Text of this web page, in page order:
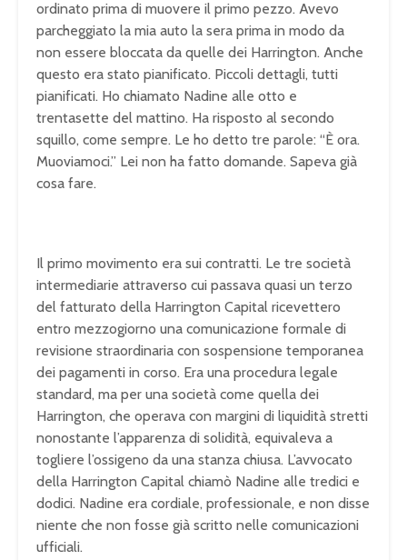
ordinato prima di muovere il primo pezzo. Avevo
parcheggiato la mia auto la sera prima in modo da
non essere bloccata da quelle dei Harrington. Anche
questo era stato pianificato. Piccoli dettagli, tutti
pianificati. Ho chiamato Nadine alle otto e
trentasette del mattino. Ha risposto al secondo
squillo, come sempre. Le ho detto tre parole: “È ora.
Muoviamoci.” Lei non ha fatto domande. Sapeva già
cosa fare.
Il primo movimento era sui contratti. Le tre società
intermediarie attraverso cui passava quasi un terzo
del fatturato della Harrington Capital ricevettero
entro mezzogiorno una comunicazione formale di
revisione straordinaria con sospensione temporanea
dei pagamenti in corso. Era una procedura legale
standard, ma per una società come quella dei
Harrington, che operava con margini di liquidità stretti
nonostante l’apparenza di solidità, equivaleva a
togliere l’ossigeno da una stanza chiusa. L’avvocato
della Harrington Capital chiamò Nadine alle tredici e
dodici. Nadine era cordiale, professionale, e non disse
niente che non fosse già scritto nelle comunicazioni
ufficiali.